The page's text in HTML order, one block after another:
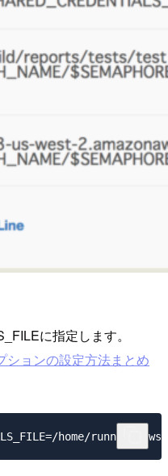
に指定します。
ションの設定方法まとめ